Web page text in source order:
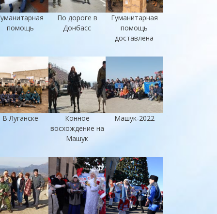
помощь
По дороге в
Донбасс
Гуманитарная
помощь
доставлена
В Луганске
Конное
восхождение на
Машук
Машук-2022